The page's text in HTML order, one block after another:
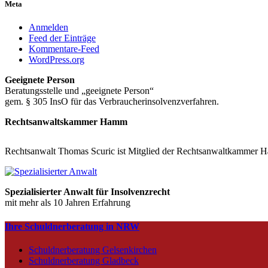
Meta
Anmelden
Feed der Einträge
Kommentare-Feed
WordPress.org
Geeignete Person
Beratungsstelle und „geeignete Person“
gem. § 305 InsO für das Verbraucherinsolvenzverfahren.
Rechtsanwaltskammer Hamm
Rechtsanwalt Thomas Scuric ist Mitglied der Rechtsanwaltkammer
Spezialisierter Anwalt für Insolvenzrecht
mit mehr als 10 Jahren Erfahrung
Ihre Schuldnerberatung in NRW
Schuldnerberatung Gelsenkirchen
Schuldnerberatung Gladbeck